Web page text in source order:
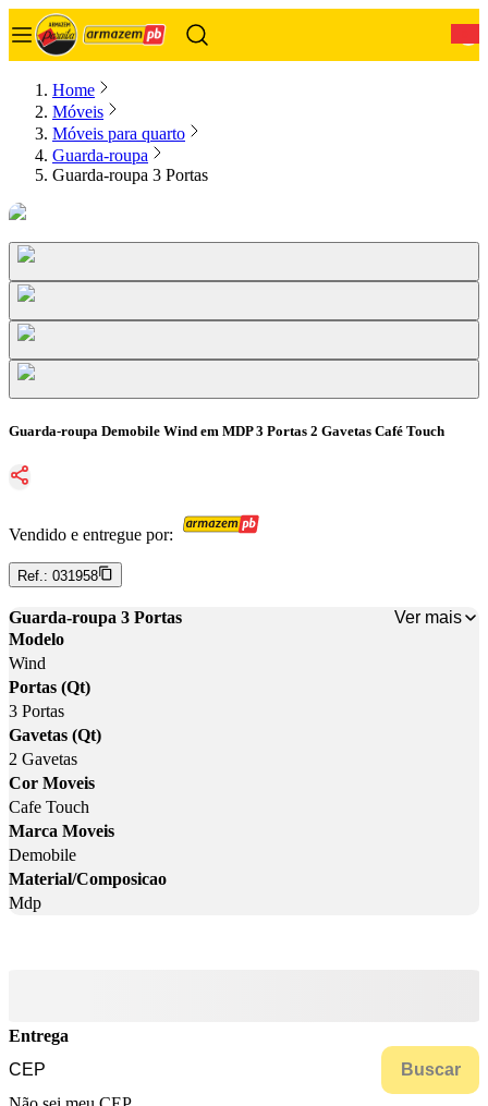
Home
Móveis
Móveis para quarto
Guarda-roupa
Guarda-roupa 3 Portas
Guarda-roupa Demobile Wind em MDP 3 Portas 2 Gavetas Café Touch
Vendido e entregue por:
Ref.: 031958
Guarda-roupa 3 Portas
Ver mais
Modelo
Wind
Portas (Qt)
3 Portas
Gavetas (Qt)
2 Gavetas
Cor Moveis
Cafe Touch
Marca Moveis
Demobile
Material/Composicao
Mdp
Entrega
Buscar